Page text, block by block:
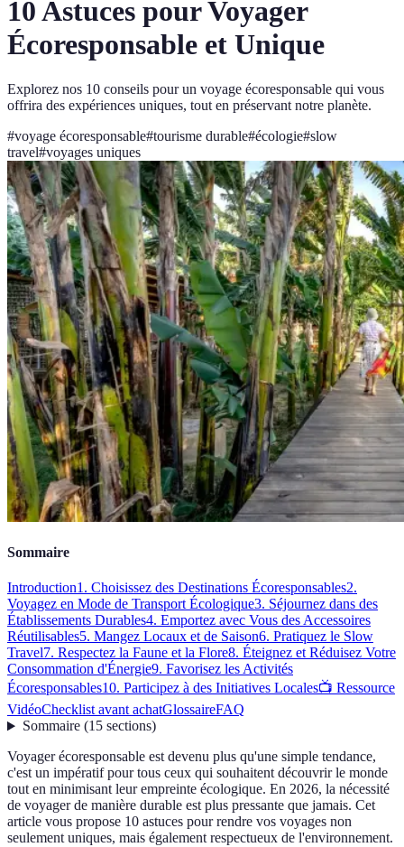
10 Astuces pour Voyager
Écoresponsable et Unique
Explorez nos 10 conseils pour un voyage écoresponsable qui vous
offrira des expériences uniques, tout en préservant notre planète.
#voyage écoresponsable#tourisme durable#écologie#slow
travel#voyages uniques
Sommaire
Introduction1. Choisissez des Destinations Écoresponsables2.
Voyagez en Mode de Transport Écologique3. Séjournez dans des
Établissements Durables4. Emportez avec Vous des Accessoires
Réutilisables5. Mangez Locaux et de Saison6. Pratiquez le Slow
Travel7. Respectez la Faune et la Flore8. Éteignez et Réduisez Votre
Consommation d'Énergie9. Favorisez les Activités
Écoresponsables10. Participez à des Initiatives Locales📺 Ressource
VidéoChecklist avant achatGlossaireFAQ
Sommaire(15 sections)
Voyager écoresponsable est devenu plus qu'une simple tendance,
c'est un impératif pour tous ceux qui souhaitent découvrir le monde
tout en minimisant leur empreinte écologique. En 2026, la nécessité
de voyager de manière durable est plus pressante que jamais. Cet
article vous propose 10 astuces pour rendre vos voyages non
seulement uniques, mais également respectueux de l'environnement.